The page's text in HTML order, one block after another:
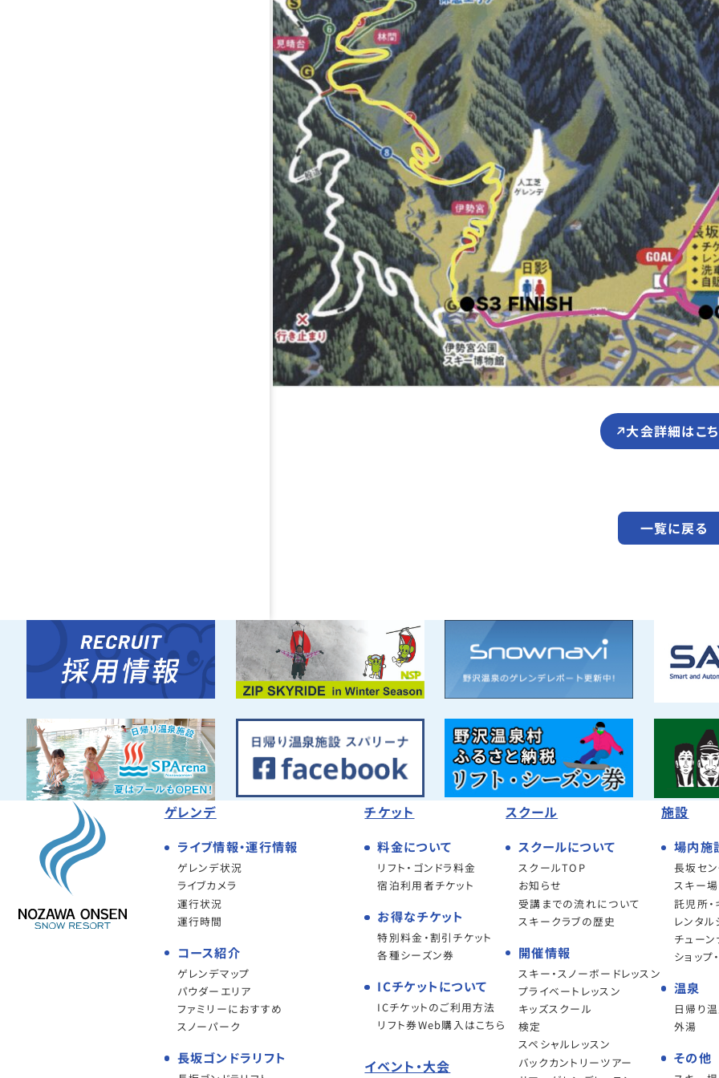
大会詳細はこ
一覧に戻る
ゲレンデ
ライブ情報・運行情報
ゲレンデ状況
ライブカメラ
運行状況
運行時間
コース紹介
ゲレンデマップ
パウダーエリア
ファミリーにおすすめ
スノーパーク
長坂ゴンドラリフト
チケット
料金について
リフト・ゴンドラ料金
宿泊利用者チケット
お得なチケット
特別料金・割引チケット
各種シーズン券
ICチケットについて
ICチケットのご利用方法
リフト券Web購入はこちら
イベント・大会
スクール
スクールについて
スクールTOP
お知らせ
受講までの流れについて
スキークラブの歴史
開催情報
スキー・スノーボードレッスン
プライベートレッスン
キッズスクール
検定
スペシャルレッスン
バックカントリーツアー
施設
場内施
長坂セ
スキー
託児所
レンタル
チューン
ショップ
温泉
日帰り
外湯
その他